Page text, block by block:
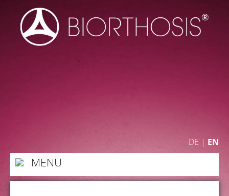
DE | EN
MENU